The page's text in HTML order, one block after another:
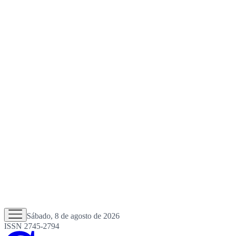
Sábado, 8 de agosto de 2026
ISSN 2745-2794